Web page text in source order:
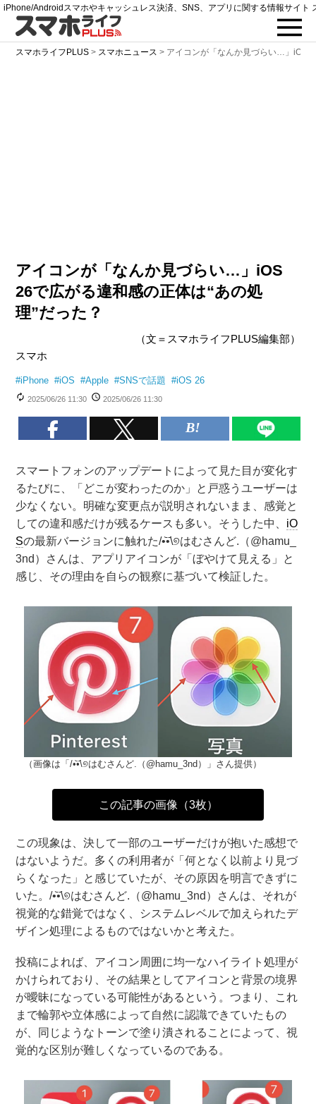
iPhone/Androidスマホやキャッシュレス決済、SNS、アプリに関する情報サイト
スマホライフPLUS > スマホニュース > アイコンが「なんか見づらい…」iOS
アイコンが「なんか見づらい…」iOS
26で広がる違和感の正体は“あの処
理”だった？
（文＝スマホライフPLUS編集部）
スマホ
#iPhone #iOS #Apple #SNSで話題 #iOS 26
2025/06/26 11:30 2025/06/26 11:30
スマートフォンのアップデートによって見た目が変化す
るたびに、「どこが変わったのか」と戸惑うユーザーは
少なくない。明確な変更点が説明されないまま、感覚と
しての違和感だけが残るケースも多い。そうした中、 iO
Sの最新バージョンに触れた/•᷅•᷄\୭はむさんど.（@hamu_
3nd）さんは、アプリアイコンが「ぼやけて見える」と
感じ、その理由を自らの観察に基づいて検証した。
（画像は「/•᷅•᷄\୭はむさんど.（@hamu_3nd）」さん提供）
この記事の画像（3枚）
この現象は、決して一部のユーザーだけが抱いた感想で
はないようだ。多くの利用者が「何となく以前より見づ
らくなった」と感じていたが、その原因を明言できずに
いた。/•᷅•᷄\୭はむさんど.（@hamu_3nd）さんは、それが
視覚的な錯覚ではなく、システムレベルで加えられたデ
ザイン処理によるものではないかと考えた。
投稿によれば、アイコン周囲に均一なハイライト処理が
かけられており、その結果としてアイコンと背景の境界
が曖昧になっている可能性があるという。つまり、これ
まで輪郭や立体感によって自然に認識できていたもの
が、同じようなトーンで塗り潰されることによって、視
覚的な区別が難しくなっているのである。